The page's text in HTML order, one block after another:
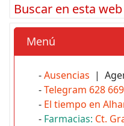
Buscar en esta web
Menú
-Ausencias |
-Telegram 628
- El tiempo en
- Farmacias: Ct.